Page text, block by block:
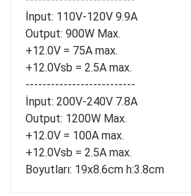
İnput: 110V-120V 9.9A
Output: 900W Max.
+12.0V = 75A max.
+12.0Vsb = 2.5A max.
--------------------------
İnput: 200V-240V 7.8A
Output: 1200W Max.
+12.0V = 100A max.
+12.0Vsb = 2.5A max.
Boyutları: 19x8.6cm h:3.8cm